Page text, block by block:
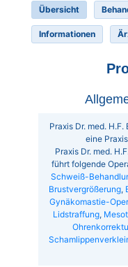
Übersicht
Informationen
Praxis Dr. med.
eine
Praxis Dr. med.
führt folgende
Schweiß-
Brustvergrößerung,
Gynäkomastie-
Lidstraffung,